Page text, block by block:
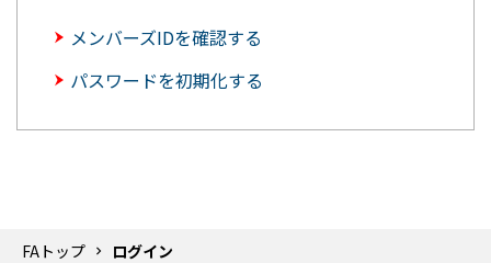
メンバーズIDを確認する
パスワードを初期化する
FAトップ ログイン